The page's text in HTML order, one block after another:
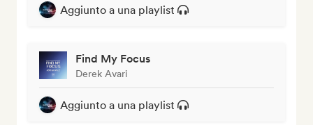
Aggiunto a una playlist
Find My Focus
Derek Avari
Aggiunto a una playlist